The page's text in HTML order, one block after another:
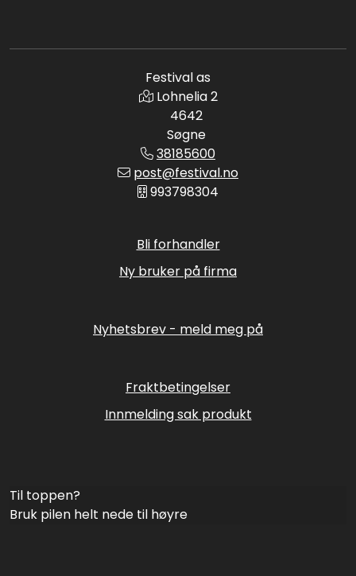
Festival as
Lohnelia 2
4642
Søgne
38185600
post@festival.no
993798304
Bli forhandler
Ny bruker på firma
Nyhetsbrev - meld meg på
Fraktbetingelser
Innmelding sak produkt
Til toppen?
Bruk pilen helt nede til høyre